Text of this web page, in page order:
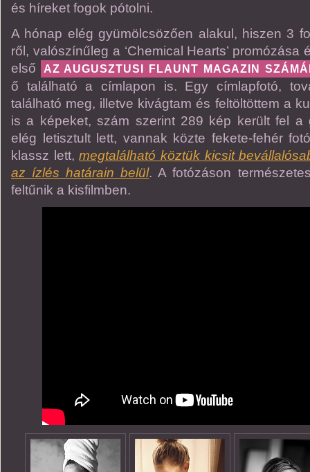
és híreket fogok pótolni.
A hónap elég gyümölcsözően alakul, hiszen 3
ről, valószínűleg a ‘Chemical Hearts’ promózása
első
AZ AUGUSZTUSI FLAUNT MAGAZIN
ő található a címlapon is. Egy címlapfotó,
található meg, illetve kivágtam és feltöltöttem a
is a képeket, szám szerint 289 kép került fel a
elég letisztult lett, vannak közte fekete-fehér
klassz lett,megtalálható köztük kicsit
az ízlés határain belül. A fotózáson
feltűnik a kisfilmben.